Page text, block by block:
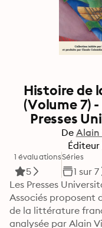
Histoire de
(Volume 7)
Presses
De Alain
Éditeur
1 évaluations
5
Séries
1 sur 7
Les Presses
Associés proposent
de la littérature
analysée par Alain